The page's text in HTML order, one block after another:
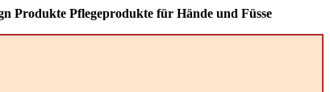
Produkte Pflegeprodukte für Hände und Füsse